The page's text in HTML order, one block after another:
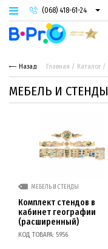
(068) 418-61-24
(093) 974-66-94
(095) 987-29-55
Назад Главная Каталог
МЕБЕЛЬ И СТЕНДЫ
МЕБЕЛЬ И СТЕНДЫ
Комплект стендов в
кабинет географии
(расширенный)
КОД ТОВАРА: 5956